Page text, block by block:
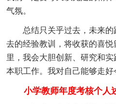
气氛。
总结只关乎过去，未来的
去的经验教训，将收获的喜
里，我会大胆创新、研究和
本职工作。我对自己能够走好
小学教师年度考核个人